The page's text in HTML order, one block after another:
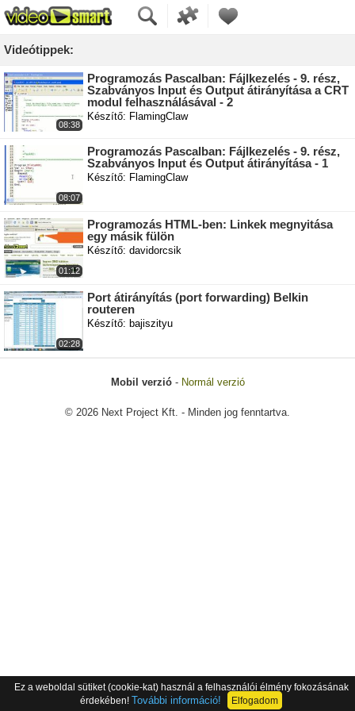
Videótippek:
08:38
Programozás Pascalban: Fájlkezelés - 9. rész,
Szabványos Input és Output átirányítása a CRT
modul felhasználásával - 2
Készítő: FlamingClaw
08:07
Programozás Pascalban: Fájlkezelés - 9. rész,
Szabványos Input és Output átirányítása - 1
Készítő: FlamingClaw
01:12
Programozás HTML-ben: Linkek megnyitása
egy másik fülön
Készítő: davidorcsik
02:28
Port átirányítás (port forwarding) Belkin
routeren
Készítő: bajiszityu
Mobil verzió- Normál verzió
© 2026 Next Project Kft. - Minden jog fenntartva.
Ez a weboldal sütiket (cookie-kat) használ a felhasználói élmény fokozásának
érdekében! További információ! Elfogadom